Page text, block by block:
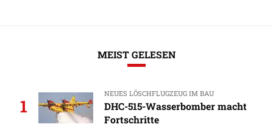
MEIST GELESEN
1
NEUES LÖSCHFLUGZEUG IM BAU
DHC-515-Wasserbomber macht
Fortschritte